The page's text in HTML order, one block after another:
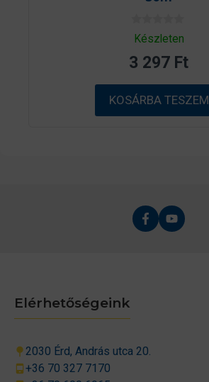
0
a
5
b
ő
l
Készleten
3 297 Ft
KOSÁRBA TESZEM
Elérhetőségeink
2030 Érd, András utca 20.
+36 70 327 7170